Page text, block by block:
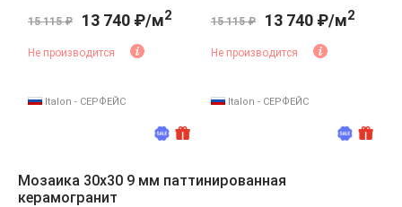
15 115 ₽ 13 740 ₽/м2
Не производится
Italon - СЕРФЕЙС
15 115 ₽ 13 740 ₽/м2
Не производится
Italon - СЕРФЕЙС
Мозаика 30x30 9 мм паттинированная
керамогранит